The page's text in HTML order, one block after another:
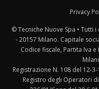
Privacy
© Tecniche Nuove Spa • Tutti
- 20157 Milano. Capitale
Codice fiscale, Partita Iva
Registrazione N. 108 del 12-
Registro degli Operatori